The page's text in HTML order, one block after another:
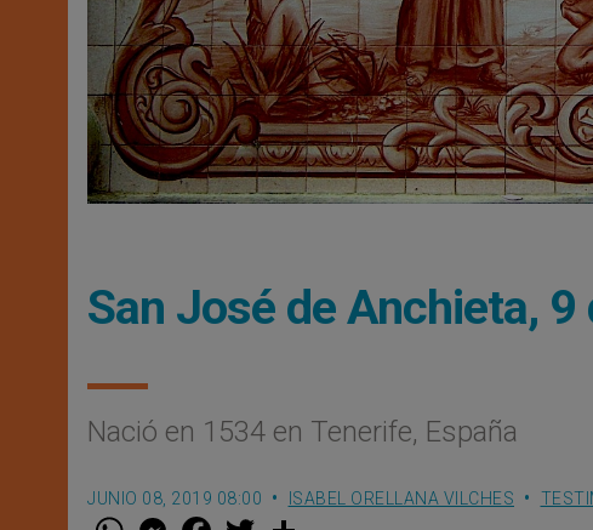
San José de Anchieta, 9
Nació en 1534 en Tenerife, España
JUNIO 08, 2019 08:00 ISABEL ORELLANA VILCHES
W M F